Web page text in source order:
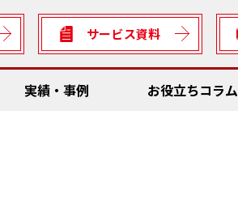
サービス資料
実績・事例 お役立ちコラム